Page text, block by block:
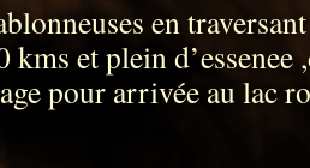
en
kms et plein d’essenee
pour arrivée au lac